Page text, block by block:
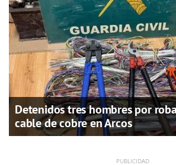
Detenidos tres hombres por
cable de cobre en Arcos